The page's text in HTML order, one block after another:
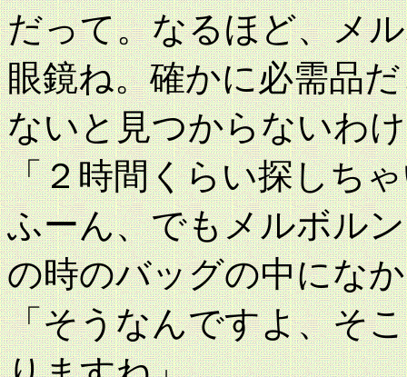
だって。なるほど、メ
眼鏡ね。確かに必需品
ないと見つからないわ
「２時間くらい探しち
ふーん、でもメルボル
の時のバッグの中にな
「そうなんですよ、そ